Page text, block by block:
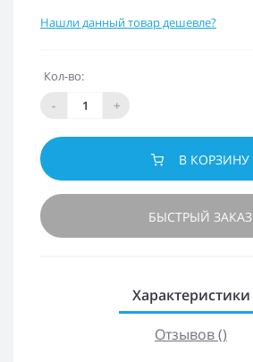
Нашли данный товар дешевле?
Кол-во:
-
+
В КОРЗИНУ
БЫСТРЫЙ ЗАКАЗ
Характеристики
Отзывов ()